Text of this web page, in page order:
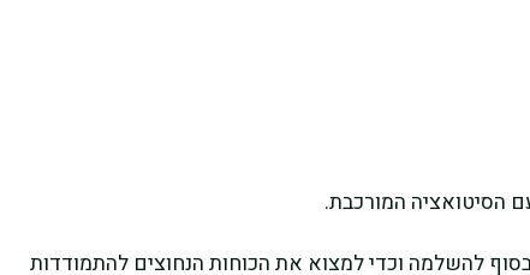
הסיטואציה המורכבת.
להשלמה וכדי למצוא את הכוחות הנחוצים להתמודדות